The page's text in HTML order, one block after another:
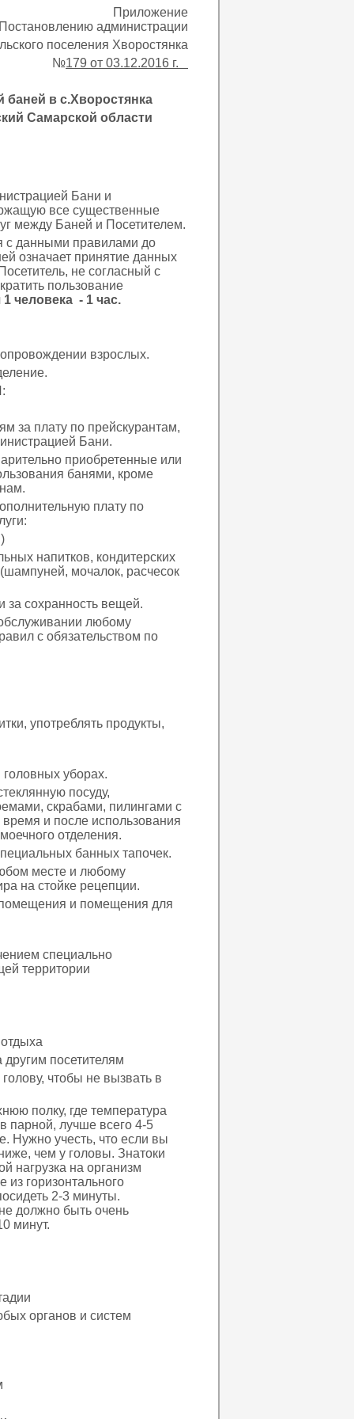
Приложение
администрации
поселения Хворостянка
№179 от 03.12.2016 г.
в с.Хворостянка
Самарской области
Бани и
все существенные
между Баней и Посетителем.
данными правилами до
означает принятие данных
не согласный с
пользование
человека - 1 час.
взрослых.
за плату по прейскурантам,
Бани.
приобретенные или
банями, кроме
плату по
напитков, кондитерских
мочалок, расчесок
сохранность вещей.
любому
с обязательством по
употреблять продукты,
уборах.
посуду,
скрабами, пилингами с
и после использования
отделения.
банных тапочек.
месте и любому
на стойке рецепции.
и помещения для
специально
территории
другим посетителям
чтобы не вызвать в
полку, где температура
парной, лучше всего 4-5
Нужно учесть, что если вы
чем у головы. Знатоки
нагрузка на организм
из горизонтального
2-3 минуты.
должно быть очень
минут.
органов и систем